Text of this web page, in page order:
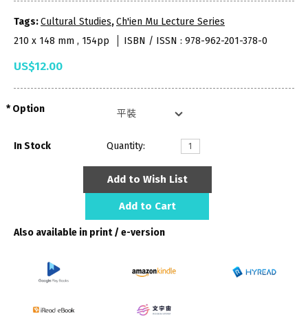
Tags:Cultural Studies,Ch'ien Mu Lecture Series
210 x 148 mm , 154pp
ISBN / ISSN : 978-962-201-378-0
US$12.00
Option
In Stock Quantity:
Add to Wish List
Add to Cart
Also available in print / e-version